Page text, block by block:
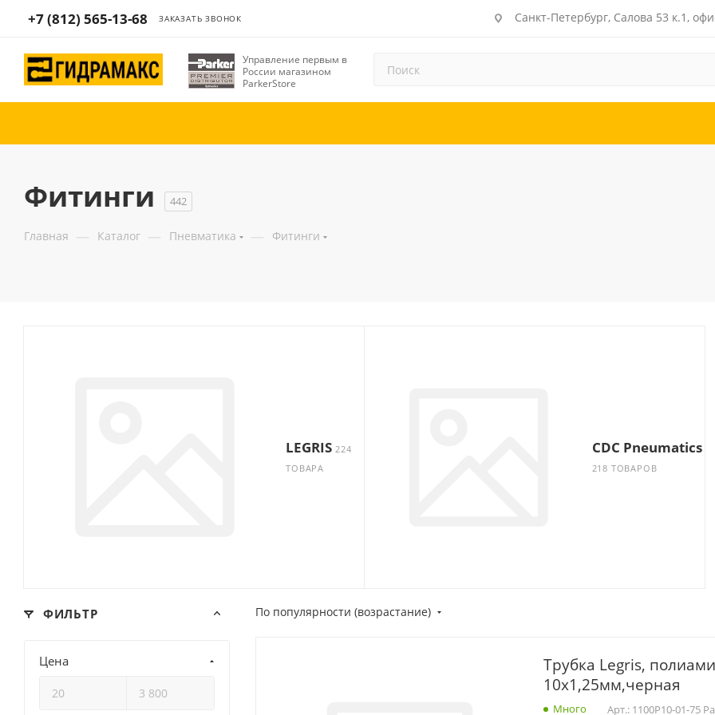
+7 (812) 565-13-68 ЗАКАЗАТЬ ЗВОНОК Санкт-Петербург, Салова 53 к.1,
Управление первым в
России магазином
ParkerStore
Фитинги 442
Главная — Каталог — Пневматика — Фитинги
LEGRIS 224
ТОВАРА
CDC Pneumatics
218 ТОВАРОВ
По популярности (возрастание)
Трубка Legris,
10x1,25мм,черная
Много Арт.: 1100P10-01-75
ФИЛЬТР
Цена